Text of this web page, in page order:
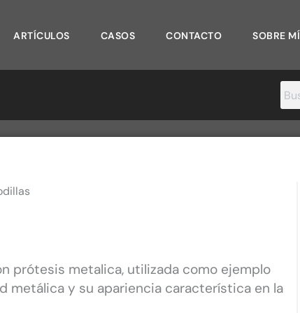
ARTÍCULOS CASOS CONTACTO SOBRE MÍ
prótesis metalica, utilizada como ejemplo
metálica y su apariencia característica en la